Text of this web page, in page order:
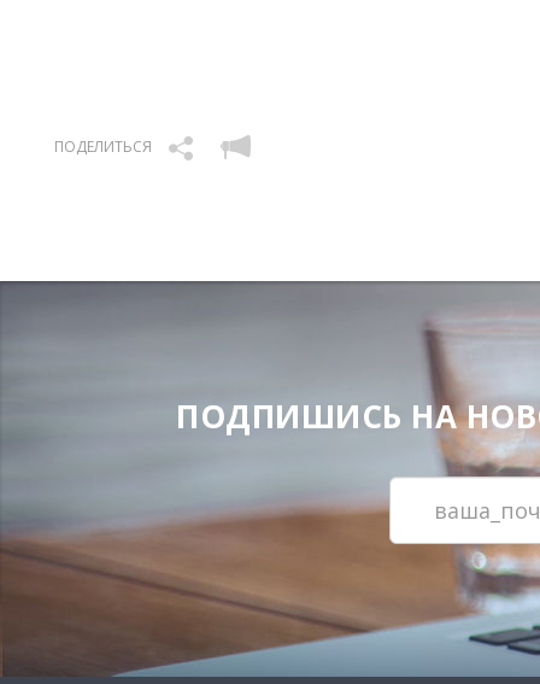
ПОДЕЛИТЬСЯ
ПОДПИШИСЬ НА